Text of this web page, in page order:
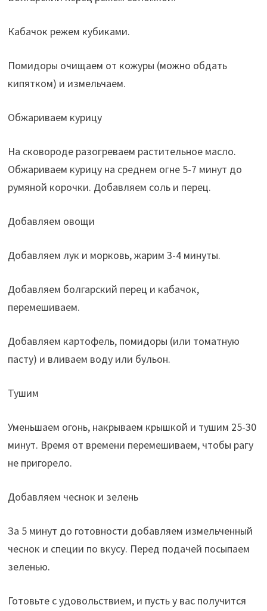
Кабачок режем кубиками.
Помидоры очищаем от кожуры (можно обдать
кипятком) и измельчаем.
Обжариваем курицу
На сковороде разогреваем растительное масло.
Обжариваем курицу на среднем огне 5-7 минут до
румяной корочки. Добавляем соль и перец.
Добавляем овощи
Добавляем лук и морковь, жарим 3-4 минуты.
Добавляем болгарский перец и кабачок,
перемешиваем.
Добавляем картофель, помидоры (или томатную
пасту) и вливаем воду или бульон.
Тушим
Уменьшаем огонь, накрываем крышкой и тушим 25-30
минут. Время от времени перемешиваем, чтобы рагу
не пригорело.
Добавляем чеснок и зелень
За 5 минут до готовности добавляем измельченный
чеснок и специи по вкусу. Перед подачей посыпаем
зеленью.
Готовьте с удовольствием, и пусть у вас получится